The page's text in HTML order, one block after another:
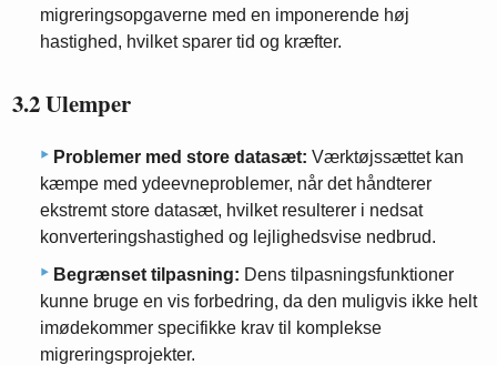
migreringsopgaverne med en imponerende høj
hastighed, hvilket sparer tid og kræfter.
3.2 Ulemper
Problemer med store datasæt: Værktøjssættet kan
kæmpe med ydeevneproblemer, når det håndterer
ekstremt store datasæt, hvilket resulterer i nedsat
konverteringshastighed og lejlighedsvise nedbrud.
Begrænset tilpasning: Dens tilpasningsfunktioner
kunne bruge en vis forbedring, da den muligvis ikke helt
imødekommer specifikke krav til komplekse
migreringsprojekter.